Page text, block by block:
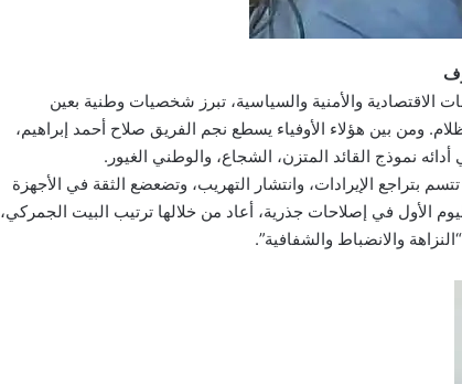
الاقتصادية والأمنية والسياسية، تبرز شخصيات وطنية بعين
ومن بين هؤلاء الأوفياء يسطع نجم الفريق صلاح أحمد إبراهيم،
نموذج القائد المتزن، الشجاع، والوطني الغيور.
بتراجع الإيرادات، وانتشار التهريب، وتضعضع الثقة في الأجهزة
الأول في إصلاحات جذرية، أعاد من خلالها ترتيب البيت الجمركي،
والانضباط والشفافية”.